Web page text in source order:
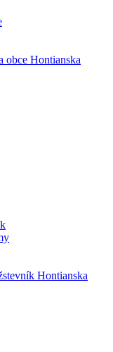
obce Hontianska
Hontianska